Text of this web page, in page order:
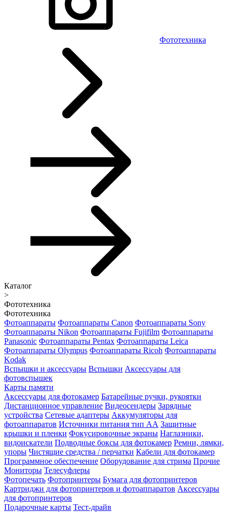
Фототехника
Каталог
>
Фототехника
Фототехника
Фотоаппараты Фотоаппараты Canon Фотоаппараты Sony
Фотоаппараты Nikon Фотоаппараты Fujifilm Фотоаппараты
Panasonic Фотоаппараты Pentax Фотоаппараты Leica
Фотоаппараты Olympus Фотоаппараты Ricoh Фотоаппараты
Kodak
Вспышки и аксессуары Вспышки Аксессуары для
фотовспышек
Карты памяти
Аксессуары для фотокамер Батарейные ручки, рукоятки
Дистанционное управление Видеосендеры Зарядные
устройства Сетевые адаптеры Аккумуляторы для
фотоаппаратов Источники питания тип АА Защитные
крышки и пленки Фокусировочные экраны Наглазники,
видоискатели Подводные боксы для фотокамер Ремни, лямки,
упоры Чистящие средства / перчатки Кабели для фотокамер
Программное обеспечение Оборудование для стрима Прочие
Мониторы Телесуфлеры
Фотопечать Фотопринтеры Бумага для фотопринтеров
Картриджи для фотопринтеров и фотоаппаратов Аксессуары
для фотопринтеров
Подарочные карты Тест-драйв